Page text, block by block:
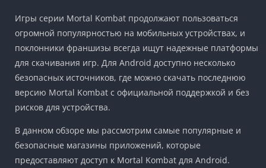
Игры серии Mortal Kombat продолжают пользоваться
огромной популярностью на мобильных устройствах, и
поклонники франшизы всегда ищут надежные платформы
для скачивания игр. Для Android доступно несколько
безопасных источников, где можно скачать последнюю
версию Mortal Kombat с официальной поддержкой и без
рисков для устройства.
В данном обзоре мы рассмотрим самые популярные и
безопасные магазины приложений, которые
предоставляют доступ к Mortal Kombat для Android.